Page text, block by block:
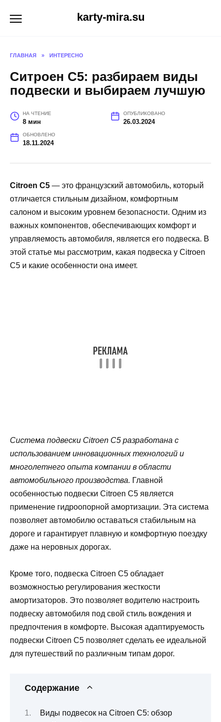
karty-mira.su
ГЛАВНАЯ » ИНТЕРЕСНО
Ситроен С5: разбираем виды
подвески и выбираем лучшую
НА ЧТЕНИЕ
8 мин
ОПУБЛИКОВАНО
26.03.2024
ОБНОВЛЕНО
18.11.2024
Citroen C5 — это французский автомобиль, который
отличается стильным дизайном, комфортным
салоном и высоким уровнем безопасности. Одним из
важных компонентов, обеспечивающих комфорт и
управляемость автомобиля, является его подвеска. В
этой статье мы рассмотрим, какая подвеска у Citroen
C5 и какие особенности она имеет.
Система подвески Citroen C5 разработана с
использованием инновационных технологий и
многолетнего опыта компании в области
автомобильного производства. Главной
особенностью подвески Citroen C5 является
применение гидроопорной амортизации. Эта система
позволяет автомобилю оставаться стабильным на
дороге и гарантирует плавную и комфортную поездку
даже на неровных дорогах.
Кроме того, подвеска Citroen C5 обладает
возможностью регулирования жесткости
амортизаторов. Это позволяет водителю настроить
подвеску автомобиля под свой стиль вождения и
предпочтения в комфорте. Высокая адаптируемость
подвески Citroen C5 позволяет сделать ее идеальной
для путешествий по различным типам дорог.
Содержание
Виды подвесок на Citroen C5: обзор